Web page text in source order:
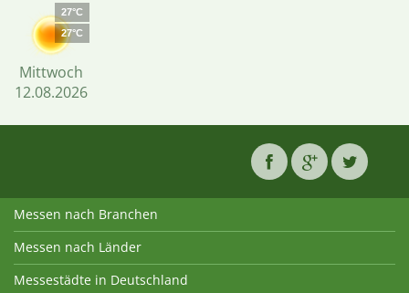
27°C
27°C
Mittwoch
12.08.2026
Messen nach Branchen
Messen nach Länder
Messestädte in Deutschland